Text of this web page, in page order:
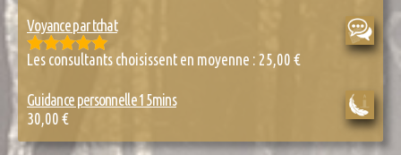
Voyance par tchat
Rated5.00
Les consultants choisissent en moyenne : 25,00 €
Guidance personnelle 15mins
30,00 €